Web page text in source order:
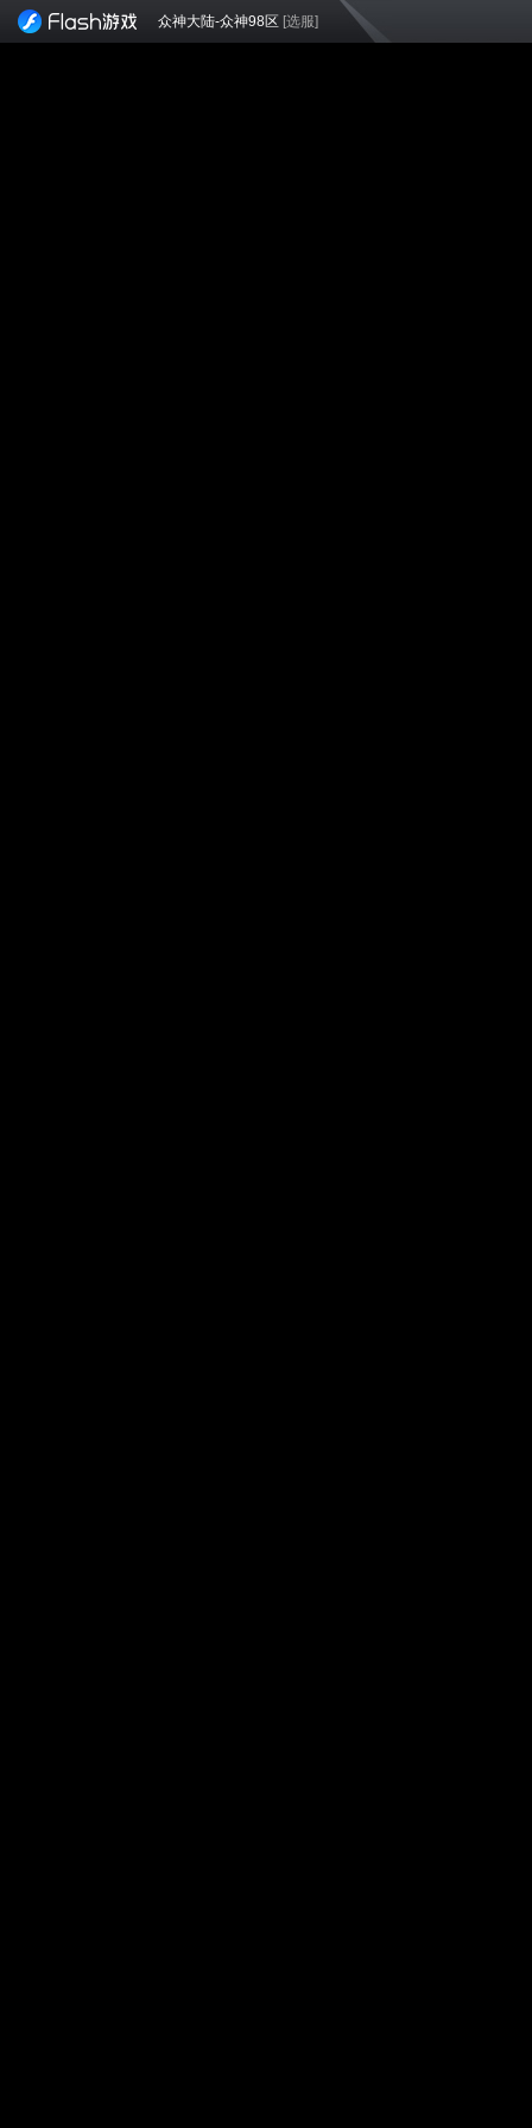
众神大陆-众神98区 [选服]